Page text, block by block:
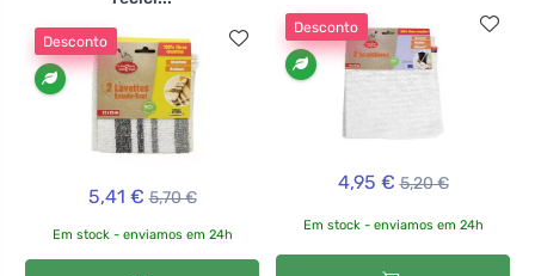
Desconto
5,41 € 5,70 €
Em stock - enviamos em 24h
Desconto
4,95 € 5,20 €
Em stock - enviamos em 24h